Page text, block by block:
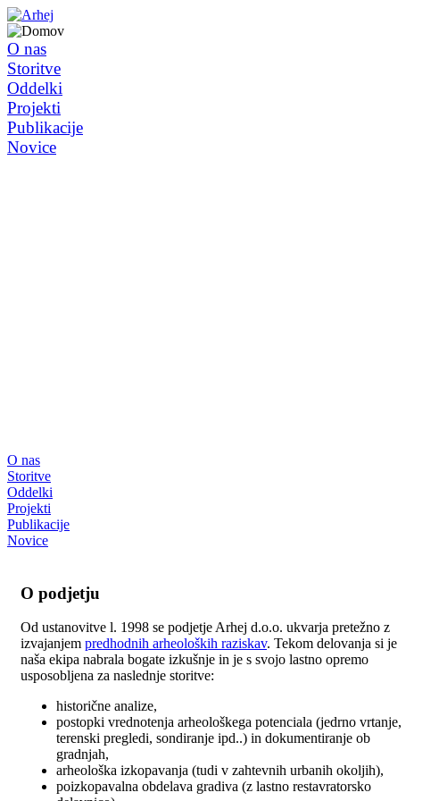
O nas
Storitve
Oddelki
Projekti
Publikacije
Novice
O nas
Storitve
Oddelki
Projekti
Publikacije
Novice
O podjetju
Od ustanovitve l. 1998 se podjetje Arhej d.o.o. ukvarja pretežno z
izvajanjem predhodnih arheoloških raziskav. Tekom delovanja si je
naša ekipa nabrala bogate izkušnje in je s svojo lastno opremo
usposobljena za naslednje storitve:
historične analize,
postopki vrednotenja arheološkega potenciala (jedrno vrtanje,
terenski pregledi, sondiranje ipd..) in dokumentiranje ob
gradnjah,
arheološka izkopavanja (tudi v zahtevnih urbanih okoljih),
poizkopavalna obdelava gradiva (z lastno restavratorsko